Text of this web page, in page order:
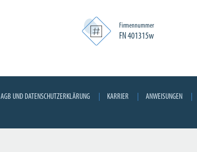
Firmennummer
FN 401315w
AGB UND DATENSCHUTZERKLÄRUNG KARRIER ANWEISUNGEN